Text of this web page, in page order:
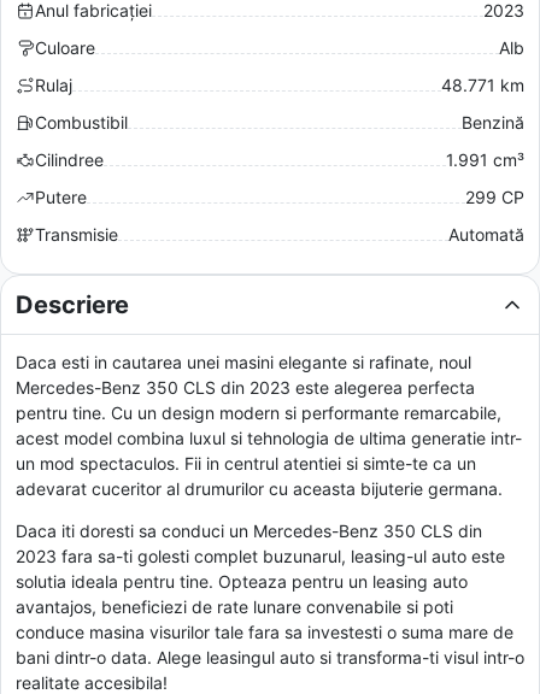
Anul fabricației
2023
Culoare
Alb
Rulaj
48.771 km
Combustibil
Benzină
Cilindree
1.991 cm³
Putere
299 CP
Transmisie
Automată
Descriere
Daca esti in cautarea unei masini elegante si rafinate, noul
Mercedes-Benz 350 CLS din 2023 este alegerea perfecta
pentru tine. Cu un design modern si performante remarcabile,
acest model combina luxul si tehnologia de ultima generatie intr-
un mod spectaculos. Fii in centrul atentiei si simte-te ca un
adevarat cuceritor al drumurilor cu aceasta bijuterie germana.
Daca iti doresti sa conduci un Mercedes-Benz 350 CLS din
2023 fara sa-ti golesti complet buzunarul, leasing-ul auto este
solutia ideala pentru tine. Opteaza pentru un leasing auto
avantajos, beneficiezi de rate lunare convenabile si poti
conduce masina visurilor tale fara sa investesti o suma mare de
bani dintr-o data. Alege leasingul auto si transforma-ti visul intr-o
realitate accesibila!